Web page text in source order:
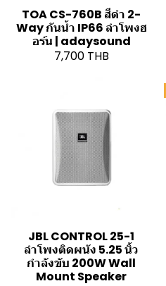
TOA CS-760B สีดำ 2-
Way กันน้ำ IP66 ลำโพงฮ
อร์น | adaysound
7,700 THB
JBL CONTROL 25-1
ลำโพงติดผนัง 5.25 นิ้ว
กำลังขับ 200W Wall
Mount Speaker